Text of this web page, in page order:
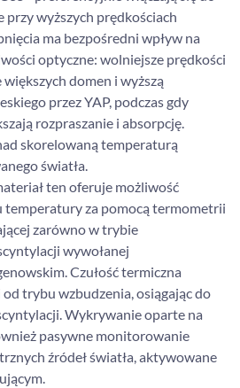
przy wyższych prędkościach
ma bezpośredni wpływ na
optyczne: wolniejsze prędkości
domen i wyższą
przez YAP, podczas gdy
rozpraszanie i absorpcję.
skorelowaną temperaturą
światła.
ten oferuje możliwość
za pomocą termometrii
zarówno w trybie
wywołanej
Czułość termiczna
trybu wzbudzenia, osiągając do
Wykrywanie oparte na
pasywne monitorowanie
źródeł światła, aktywowane